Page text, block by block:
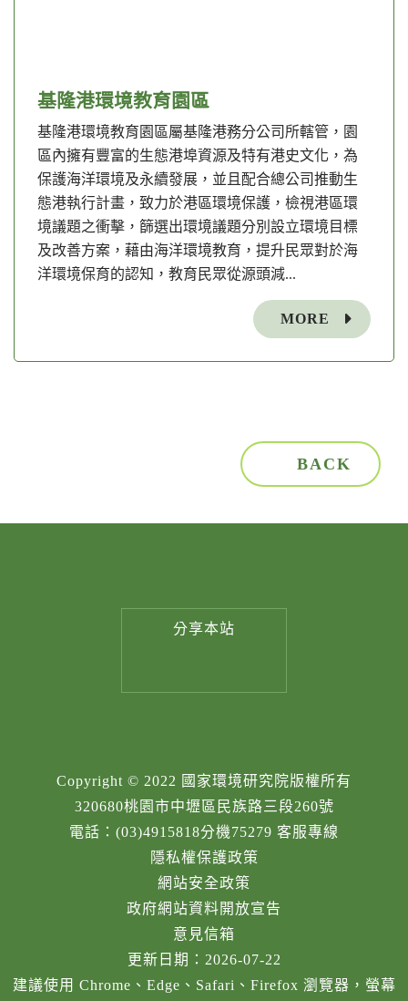
基隆港環境教育園區
基隆港環境教育園區屬基隆港務分公司所轄管，園
區內擁有豐富的生態港埠資源及特有港史文化，為
保護海洋環境及永續發展，並且配合總公司推動生
態港執行計畫，致力於港區環境保護，檢視港區環
境議題之衝擊，篩選出環境議題分別設立環境目標
及改善方案，藉由海洋環境教育，提升民眾對於海
洋環境保育的認知，教育民眾從源頭減...
MORE
BACK
分享本站
Copyright © 2022 國家環境研究院版權所有
320680桃園市中壢區民族路三段260號
電話：(03)4915818分機75279 客服專線
隱私權保護政策
網站安全政策
政府網站資料開放宣告
意見信箱
更新日期：2026-07-22
建議使用 Chrome、Edge、Safari、Firefox 瀏覽器，螢幕